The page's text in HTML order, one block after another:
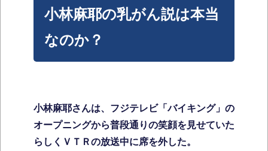
小林麻耶の乳がん説は本当
なのか？
小林麻耶さんは、フジテレビ「バイキング」の
オープニングから普段通りの笑顔を見せていた
らしくＶＴＲの放送中に席を外した。